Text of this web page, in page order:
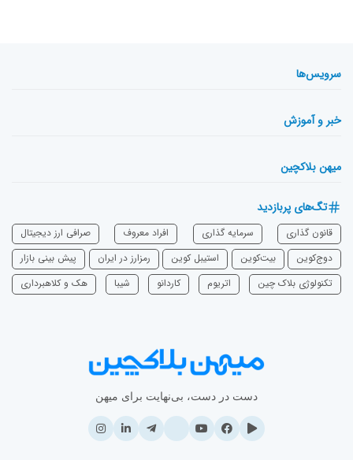
سرویس‌ها
خبر و آموزش
میهن بلاکچین
تگ‌های پربازدید
قانون گذاری سرمایه‌ گذاری افراد معروف
صرافی ارز دیجیتال
دوج‌کوین
بیت‌کوین استیبل کوین رمزارز در ایران
پیش بینی بازار
تکنولوژی بلاک چین
اتریوم ‌کاردانو شیبا هک و کلاهبرداری
دست در دست، بی‌نهایت برای میهن